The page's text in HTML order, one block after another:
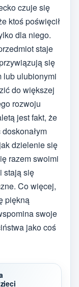
czuje się
ktoś poświęcił
dla niego.
staje
się
lub ulubionymi
do większej
rozwoju
jest fakt, że
dzielenie się
razem swoimi
stają się
Co więcej,
piękną
swoje
jako coś